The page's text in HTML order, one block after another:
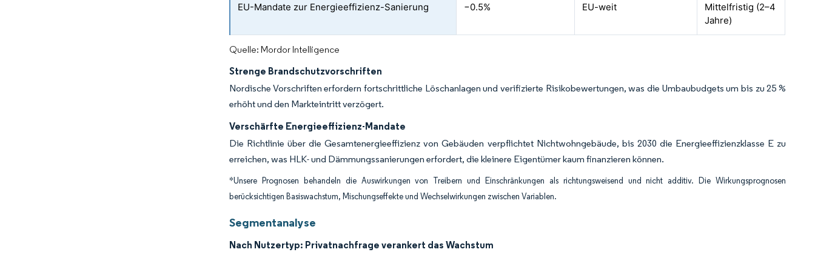
EU-Mandate zur Energieeffizienz-Sanierung −0.5% EU-weit
Mittelfristig (2–4
Jahre)
Quelle: Mordor Intelligence
Strenge Brandschutzvorschriften
Nordische Vorschriften erfordern fortschrittliche Löschanlagen und verifizierte Risikobewertungen, was die Umbaubudgets um bis zu 25 %
erhöht und den Markteintritt verzögert.
Verschärfte Energieeffizienz-Mandate
Die Richtlinie über die Gesamtenergieeffizienz von Gebäuden verpflichtet Nichtwohngebäude, bis 2030 die Energieeffizienzklasse E zu
erreichen, was HLK- und Dämmungssanierungen erfordert, die kleinere Eigentümer kaum finanzieren können.
*Unsere Prognosen behandeln die Auswirkungen von Treibern und Einschränkungen als richtungsweisend und nicht additiv. Die Wirkungsprognosen
berücksichtigen Basiswachstum, Mischungseffekte und Wechselwirkungen zwischen Variablen.
Segmentanalyse
Nach Nutzertyp: Privatnachfrage verankert das Wachstum